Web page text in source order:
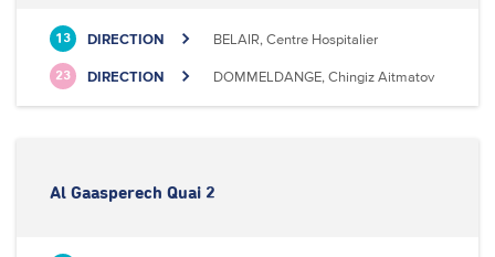
13 DIRECTION BELAIR, Centre Hospitalier
23 DIRECTION DOMMELDANGE, Chingiz Aitmatov
Al Gaasperech Quai 2